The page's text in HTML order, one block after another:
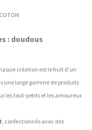
: doudous
création est le fruit d’un
une large gamme de produits
les tout-petits et les amoureux
, confectionnés avec des